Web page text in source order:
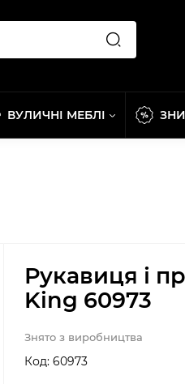
ВУЛИЧНІ МЕБЛІ
Рукавиця і
King 60973
Знято з виробництва
Код: 60973